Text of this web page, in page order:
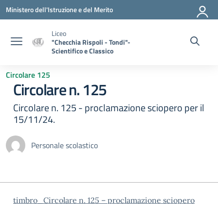
Vai ai contenuti
Vai al menu di navigazione
Vai al footer
Ministero dell'Istruzione e del Merito
Liceo
"Checchia Rispoli - Tondi"-
Scientifico e Classico
Circolare 125
Circolare n. 125
Circolare n. 125 - proclamazione sciopero per il
15/11/24.
Personale scolastico
timbro_Circolare n. 125 – proclamazione sciopero